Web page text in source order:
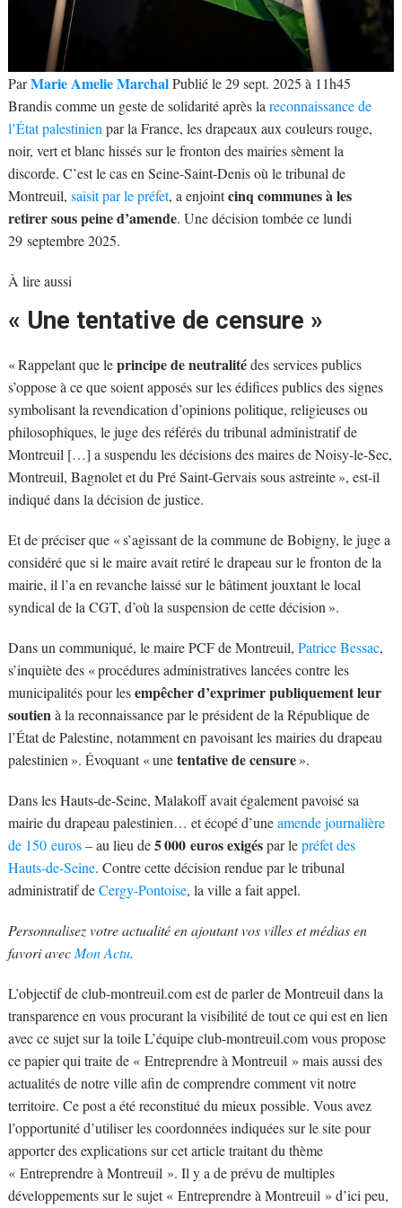
ParMarie Amelie MarchalPublié le 29 sept. 2025 à 11h45
Brandis comme un geste de solidarité après la reconnaissance de
l’État palestinien par la France, les drapeaux aux couleurs rouge,
noir, vert et blanc hissés sur le fronton des mairies sèment la
discorde. C’est le cas en Seine-Saint-Denis où le tribunal de
Montreuil, saisit par le préfet, a enjointcinq communes à les
retirer sous peine d’amende. Une décision tombée ce lundi
29 septembre 2025.
À lire aussi
« Une tentative de censure »
« Rappelant que leprincipe de neutralitédes services publics
s’oppose à ce que soient apposés sur les édifices publics des signes
symbolisant la revendication d’opinions politique, religieuses ou
philosophiques, le juge des référés du tribunal administratif de
Montreuil […] a suspendu les décisions des maires de Noisy-le-Sec,
Montreuil, Bagnolet et du Pré Saint-Gervais sous astreinte », est-il
indiqué dans la décision de justice.
Et de préciser que « s’agissant de la commune de Bobigny, le juge a
considéré que si le maire avait retiré le drapeau sur le fronton de la
mairie, il l’a en revanche laissé sur le bâtiment jouxtant le local
syndical de la CGT, d’où la suspension de cette décision ».
Dans un communiqué, le maire PCF de Montreuil, Patrice Bessac,
s’inquiète des « procédures administratives lancées contre les
municipalités pour lesempêcher d’exprimer publiquement leur
soutienà la reconnaissance par le président de la République de
l’État de Palestine, notamment en pavoisant les mairies du drapeau
palestinien ». Évoquant « unetentative de censure».
Dans les Hauts-de-Seine, Malakoff avait également pavoisé sa
mairie du drapeau palestinien… et écopé d’uneamende journalière
de 150 euros– au lieu de5 000 euros exigéspar lepréfet des
Hauts-de-Seine. Contre cette décision rendue par le tribunal
administratif deCergy-Pontoise, la ville a fait appel.
Personnalisez votre actualité en ajoutant vos villes et médias en
favori avec Mon Actu.
L’objectif de club-montreuil.com est de parler de Montreuil dans la
transparence en vous procurant la visibilité de tout ce qui est en lien
avec ce sujet sur la toile L’équipe club-montreuil.com vous propose
ce papier qui traite de « Entreprendre à Montreuil » mais aussi des
actualités de notre ville afin de comprendre comment vit notre
territoire. Ce post a été reconstitué du mieux possible. Vous avez
l’opportunité d’utiliser les coordonnées indiquées sur le site pour
apporter des explications sur cet article traitant du thème
« Entreprendre à Montreuil ». Il y a de prévu de multiples
développements sur le sujet « Entreprendre à Montreuil » d’ici peu,